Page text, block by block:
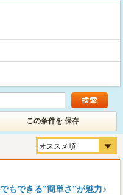
この条件を 保存
もできる”簡単さ”が魅力♪